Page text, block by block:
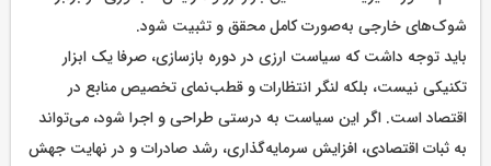
شوک‌های خارجی به‌صورت کامل محقق و تثبیت شود.
باید توجه داشت که سیاست ارزی در دوره بازسازی، صرفا یک ابزار
تکنیکی نیست، بلکه لنگر انتظارات و قطب‌نمای تخصیص منابع در
اقتصاد است. اگر این سیاست به ‌درستی طراحی و اجرا شود، می‌تواند
به ثبات اقتصادی، افزایش سرمایه‌‌گذاری، رشد صادرات و در نهایت جهش